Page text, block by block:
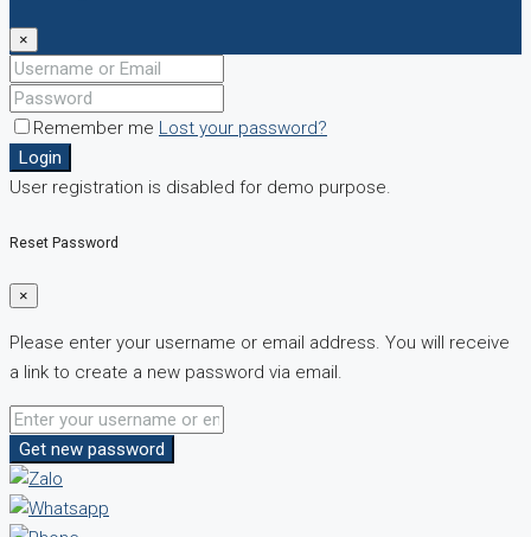
×
Remember me Lost your password?
Login
User registration is disabled for demo purpose.
Reset Password
×
Please enter your username or email address. You will receive
a link to create a new password via email.
Get new password